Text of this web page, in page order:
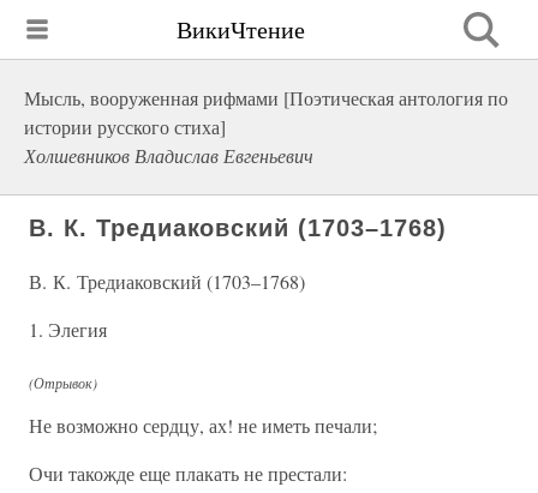
ВикиЧтение
Мысль, вооруженная рифмами [Поэтическая антология по
истории русского стиха]
Холшевников Владислав Евгеньевич
В. К. Тредиаковский (1703–1768)
В. К. Тредиаковский (1703–1768)
1. Элегия
(Отрывок)
Не возможно сердцу, ах! не иметь печали;
Очи такожде еще плакать не престали: